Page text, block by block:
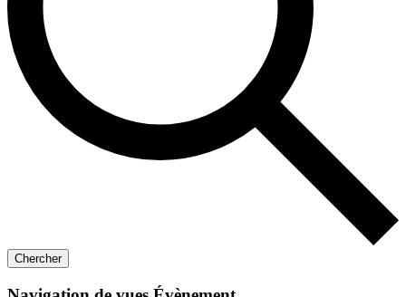
Chercher